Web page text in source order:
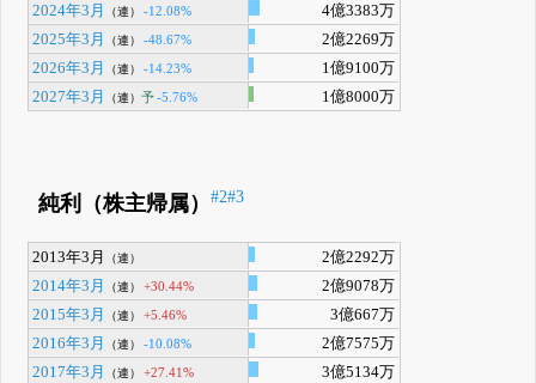
2024年3月
（連） -12.08%
4億3383万
2025年3月
（連） -48.67%
2億2269万
2026年3月
（連） -14.23%
1億9100万
2027年3月
（連）予-5.76% 1億8000万
純利（株主帰属）#2#3
2013年3月 （連）
2億2292万
2014年3月
（連） +30.44%
2億9078万
2015年3月
（連） +5.46%
3億667万
2016年3月
（連） -10.08%
2億7575万
2017年3月
（連） +27.41% 3億5134万